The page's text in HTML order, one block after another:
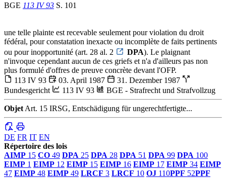
BGE 113 IV 93 S. 101
une telle plainte est recevable seulement pour violation du droit
fédéral, pour constatation inexacte ou incomplète de faits pertinents
ou pour inopportunité (art. 28 al. 2
DPA). Le plaignant
n'invoque cependant aucun de ces griefs et n'a d'ailleurs pas non
plus formulé d'offres de preuve concrète devant l'OFP.
113 IV 93
03. April 1987
31. Dezember 1987
Bundesgericht
113 IV 93 BGE - Strafrecht und Strafvollzug
Objet Art. 15 IRSG, Entschädigung für ungerechtfertigte...
DE FR IT EN
Répertoire des lois
AIMP 15 CO 49 DPA 25 DPA 28 DPA 51 DPA 99 DPA 100
EIMP 1 EIMP 12 EIMP 15 EIMP 16 EIMP 17 EIMP 34 EIMP
47 EIMP 48 EIMP 49 LRCF 3 LRCF 10 OJ 110PPF 52PPF